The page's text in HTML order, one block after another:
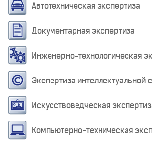
Автотехническая экспертиза
Документарная экспертиза
Инженерно-технологическая
Экспертиза интеллектуальной
Искусствоведческая
Компьютерно-техническая